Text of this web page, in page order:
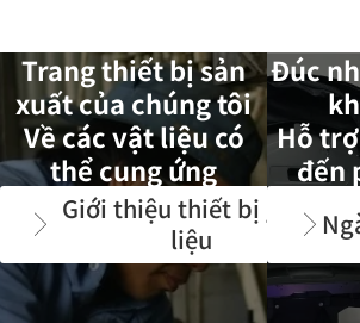
Trang thiết bị sản
xuất của chúng tôi
Về các vật liệu có
thể cung ứng
Giới thiệu thiết bị / Vật
liệu
Đúc
Hỗ
đến